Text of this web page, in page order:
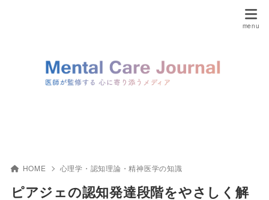
HOME 心理学・認知理論・精神医学の知識
ピアジェの認知発達段階をやさしく解